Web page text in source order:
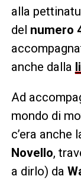
alla
del numero
anche dalla
Ad
mondo di
c’era anche
Novello,
a dirlo) da